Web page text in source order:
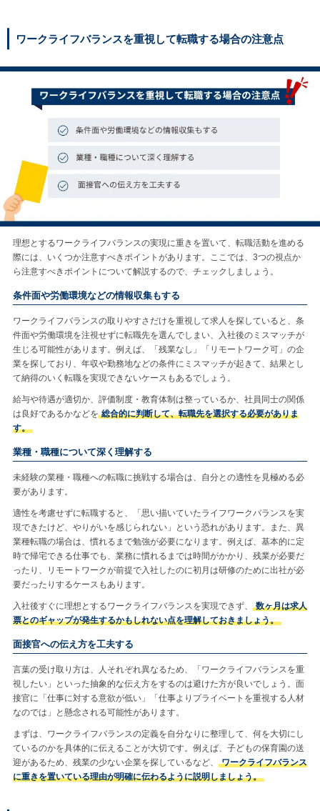
ワークライフバランスを重視して転職する場合の注意点
理想とするワークライフバランスの実現に重きを置いて、転職活動を進める
際には、いくつか注意すべきポイントがあります。ここでは、3つの視点か
ら注意すべきポイントについて解説するので、チェックしましょう。
条件面や労働環境などの情報収集もする
ワークライフバランスの取りやすさだけを重視して求人を探していると、条
件面や労働環境を注視せずに転職先を選んでしまい、入社後のミスマッチが
生じる可能性があります。例えば、「残業なし」「リモートワーク可」の企
業を探しており、年収や勤務地などの条件にミスマッチが起きて、結果とし
て納得のいく転職を実現できないケースもあるでしょう。
給与や待遇が適切か、評価制度・教育体制は整っているか、社員同士の関係
は良好であるかなどを 総合的に判断して、転職先を選択する必要がありま
す。
業種・職種について深く理解する
未経験の業種・職種への転職に挑戦する場合は、自分との適性を見極める必
要があります。
適性を考慮せずに転職すると、「思い描いていたライフワークバランスを実
現できたけど、やりがいを感じられない」という恐れがあります。また、異
業種転職の場合は、慣れるまで勉強が必要になります。例えば、基本的に定
時で帰宅できる仕事でも、業務に慣れるまでは時間がかかり、残業が必要だ
ったり、リモートワークが前提で入社したのに初月は研修のために出社が必
要だったりするケースもあります。
入社後すぐに理想とするワークライフバランスを実現できず、
数ヶ月は求人
票とのギャップが発生するかもしれない点を理解しておきましょう。
面接官への伝え方を工夫する
言葉の受け取り方は、人それぞれ異なるため、「ワークライフバランスを重
視したい」といった抽象的な伝え方をするのは避けた方が良いでしょう。面
接官に「仕事に対する意欲が低い」「仕事よりプライベートを重視する人材
なのでは」と懸念される可能性があります。
まずは、ワークライフバランスの定義を自分なりに整理して、何を大切にし
ているのかを具体的に伝えることが大切です。例えば、子どもの保育園の送
迎があるため、残業の少ない企業を探しているなど、
ワークライフバランス
に重きを置いている理由が明確に伝わるように説明しましょう。